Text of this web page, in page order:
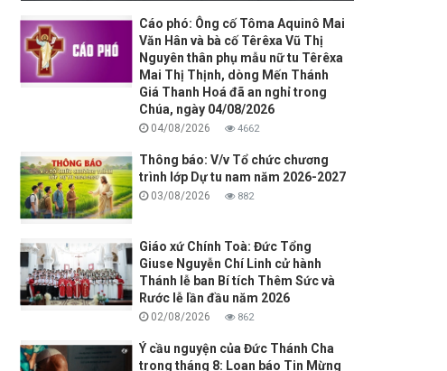
Cáo phó: Ông cố Tôma Aquinô Mai
Văn Hân và bà cố Têrêxa Vũ Thị
Nguyên thân phụ mẫu nữ tu Têrêxa
Mai Thị Thịnh, dòng Mến Thánh
Giá Thanh Hoá đã an nghỉ trong
Chúa, ngày 04/08/2026
04/08/2026 4662
Thông báo: V/v Tổ chức chương
trình lớp Dự tu nam năm 2026-2027
03/08/2026 882
Giáo xứ Chính Toà: Đức Tổng
Giuse Nguyễn Chí Linh cử hành
Thánh lễ ban Bí tích Thêm Sức và
Rước lễ lần đầu năm 2026
02/08/2026 862
Ý cầu nguyện của Đức Thánh Cha
trong tháng 8: Loan báo Tin Mừng